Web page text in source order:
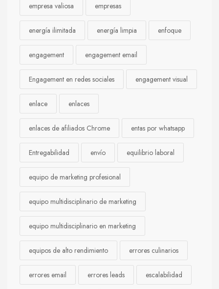
empresa valiosa empresas
energía ilimitada energía limpia enfoque
engagement engagement email
Engagement en redes sociales engagement visual
enlace enlaces
enlaces de afiliados Chrome entas por whatsapp
Entregabilidad envío equilibrio laboral
equipo de marketing profesional
equipo multidisciplinario de marketing
equipo multidisciplinario en marketing
equipos de alto rendimiento errores culinarios
errores email errores leads escalabilidad